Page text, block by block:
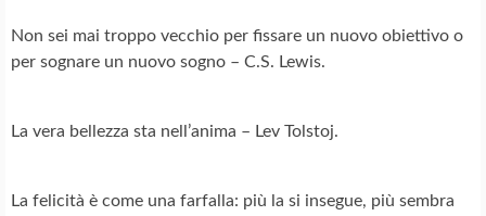
Non sei mai troppo vecchio per fissare un nuovo obiettivo o
per sognare un nuovo sogno – C.S. Lewis.
La vera bellezza sta nell’anima – Lev Tolstoj.
La felicità è come una farfalla: più la si insegue, più sembra